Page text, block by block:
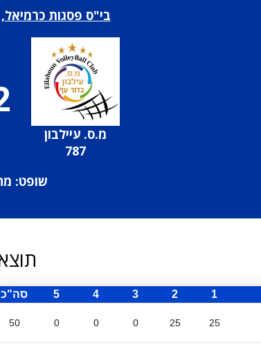
בי"ס פסגות כרמיאל,
מ.ס. עיילבון
787
שופט:
1
2
3
4
5 סה"כ
25
25
0
0
0
50